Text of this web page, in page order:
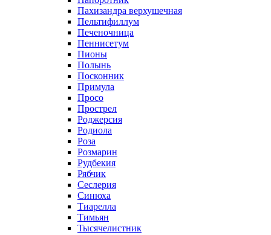
Пахизандра верхушечная
Пельтифиллум
Печеночница
Пеннисетум
Пионы
Полынь
Посконник
Примула
Просо
Прострел
Роджерсия
Родиола
Роза
Розмарин
Рудбекия
Рябчик
Сеслерия
Синюха
Тиарелла
Тимьян
Тысячелистник